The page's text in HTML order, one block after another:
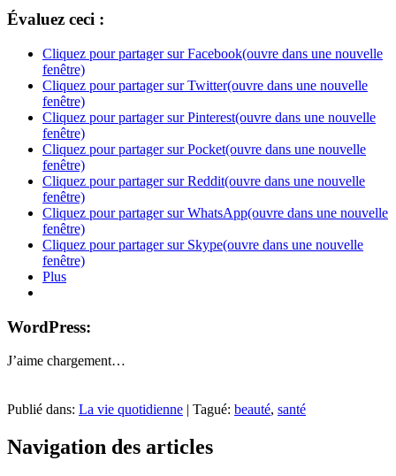
Évaluez ceci :
Cliquez pour partager sur Facebook(ouvre dans une nouvelle
fenêtre)
Cliquez pour partager sur Twitter(ouvre dans une nouvelle
fenêtre)
Cliquez pour partager sur Pinterest(ouvre dans une nouvelle
fenêtre)
Cliquez pour partager sur Pocket(ouvre dans une nouvelle
fenêtre)
Cliquez pour partager sur Reddit(ouvre dans une nouvelle
fenêtre)
Cliquez pour partager sur WhatsApp(ouvre dans une nouvelle
fenêtre)
Cliquez pour partager sur Skype(ouvre dans une nouvelle
fenêtre)
Plus
WordPress:
J’aime chargement…
Publié dans: La vie quotidienne Tagué: beauté, santé
Navigation des articles